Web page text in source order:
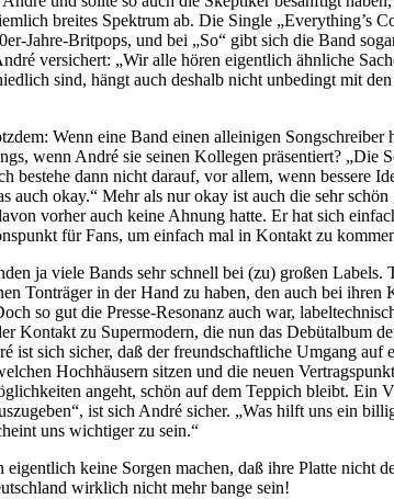
breites Spektrum ab. Die Single „Everything’s
Jahre-Britpops, und bei „So“ gibt sich die Band
versichert: „Wir alle hören eigentlich ähnliche
sind, hängt auch deshalb nicht unbedingt mit
Wenn eine Band einen alleinigen
wenn André sie seinen Kollegen präsentiert?
bestehe dann nicht darauf, vor allem, wenn bessere
okay.“ Mehr als nur okay ist auch die sehr
vorher auch keine Ahnung hatte. Er hat sich
für Fans, um einfach mal in Kontakt zu
ja viele Bands sehr schnell bei (zu) großen
Tonträger in der Hand zu haben, den auch bei
so gut die Presse-Resonanz auch war,
Kontakt zu Supermodern, die nun das Debütalbum
sich sicher, daß der freundschaftliche Umgang auf
Hochhäusern sitzen und die neuen
angeht, schön auf dem Teppich bleibt. Ein
ist sich André sicher. „Was hilft uns ein
uns wichtiger zu sein.“
keine Sorgen machen, daß ihre Platte nicht
wirklich nicht mehr bange sein!